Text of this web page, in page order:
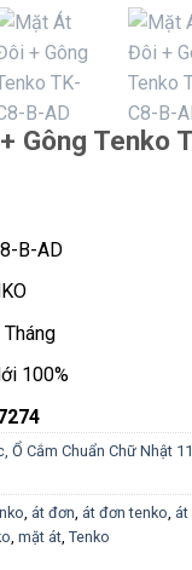
Gông Tenko
B-AD
Tháng
100%
Ổ Cắm Chuẩn Chữ Nhật
át đơn át đơn tenko át
mặt át Tenko